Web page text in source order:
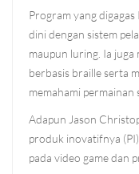
Program yang
dini dengan sistem
maupun luring. Ia juga
berbasis braille serta
memahami permainan
Adapun Jason
produk inovatifnya
pada video game dan